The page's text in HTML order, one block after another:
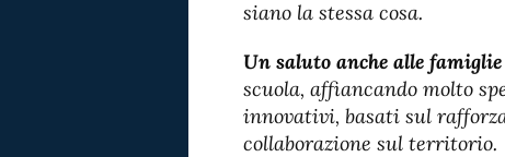
siano la stessa cosa.
Un saluto anche alle famiglie
scuola, affiancando molto
innovativi, basati sul
collaborazione sul territorio.